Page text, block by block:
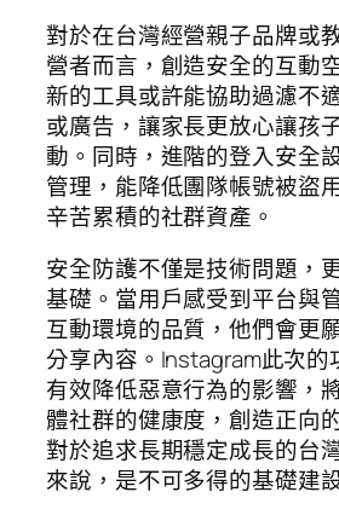
對於在台灣經營親子品牌或
營者而言，創造安全的互動
新的工具或許能協助過濾不
或廣告，讓家長更放心讓孩
動。同時，進階的登入安全
管理，能降低團隊帳號被盜
辛苦累積的社群資產。
安全防護不僅是技術問題，
基礎。當用戶感受到平台與
互動環境的品質，他們會更
分享內容。Instagram此次的
有效降低惡意行為的影響，
體社群的健康度，創造正向
對於追求長期穩定成長的台
來說，是不可多得的基礎建